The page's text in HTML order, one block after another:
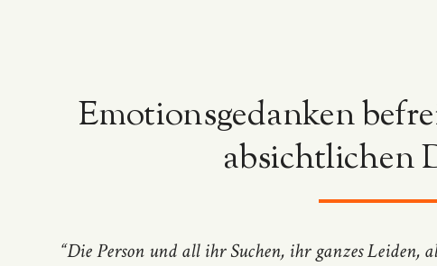
Emotionsgedanken
absichtlichen
“Die Person und all ihr Suchen, ihr ganzes Leiden,